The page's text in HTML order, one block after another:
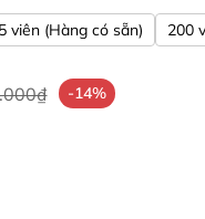
viên (Hàng có sẵn) 200
-14%